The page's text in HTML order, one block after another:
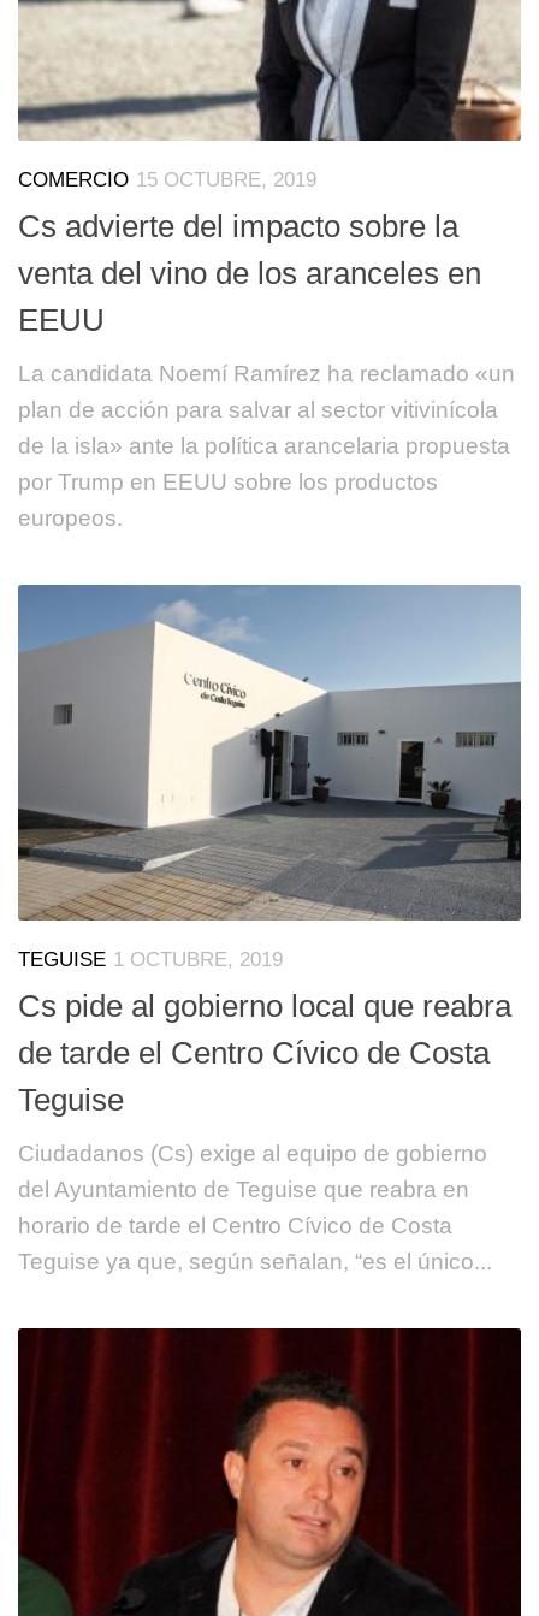
COMERCIO 15 OCTUBRE, 2019
Cs advierte del impacto sobre la
venta del vino de los aranceles en
EEUU
La candidata Noemí Ramírez ha reclamado «un
plan de acción para salvar al sector vitivinícola
de la isla» ante la política arancelaria propuesta
por Trump en EEUU sobre los productos
europeos.
TEGUISE 1 OCTUBRE, 2019
Cs pide al gobierno local que reabra
de tarde el Centro Cívico de Costa
Teguise
Ciudadanos (Cs) exige al equipo de gobierno
del Ayuntamiento de Teguise que reabra en
horario de tarde el Centro Cívico de Costa
Teguise ya que, según señalan, “es el único...